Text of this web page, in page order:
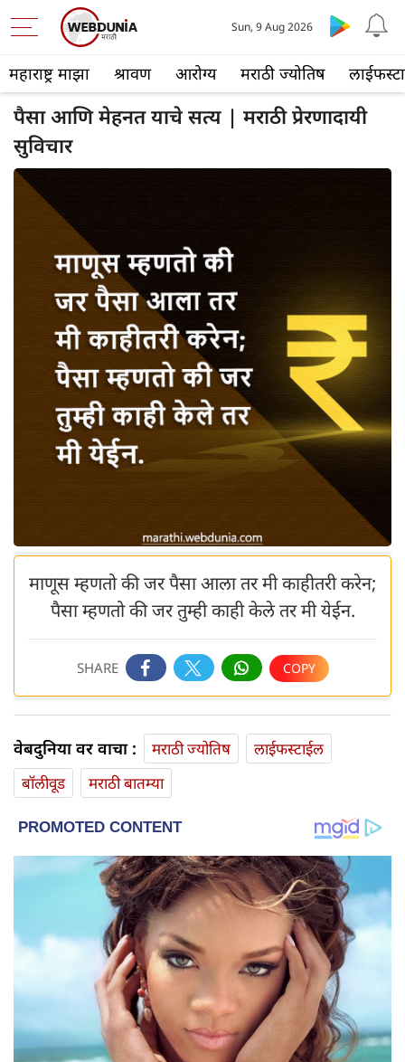
महाराष्ट्र माझा श्रावण आरोग्य मराठी ज्योतिष
Sun, 9 Aug 2026
पैसा आणि मेहनत याचे सत्य | मराठी प्रेरणादायी
सुविचार
माणूस म्हणतो की जर पैसा आला तर मी काहीतरी करेन;
पैसा म्हणतो की जर तुम्ही काही केले तर मी येईन.
SHARE
वेबदुनिया वर वाचा : मराठी ज्योतिष
लाईफस्टाईल
बॉलीवूड
मराठी बातम्या